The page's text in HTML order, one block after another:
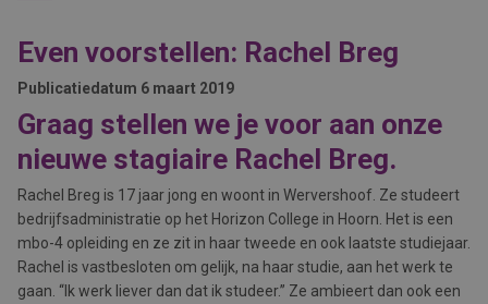
Even voorstellen: Rachel Breg
Publicatiedatum 6 maart 2019
Graag stellen we je voor aan onze
nieuwe stagiaire Rachel Breg.
Rachel Breg is 17 jaar jong en woont in Wervershoof. Ze studeert
bedrijfsadministratie op het Horizon College in Hoorn. Het is een
mbo-4 opleiding en ze zit in haar tweede en ook laatste studiejaar.
Rachel is vastbesloten om gelijk, na haar studie, aan het werk te
gaan. ‘‘Ik werk liever dan dat ik studeer.’’ Ze ambieert dan ook een